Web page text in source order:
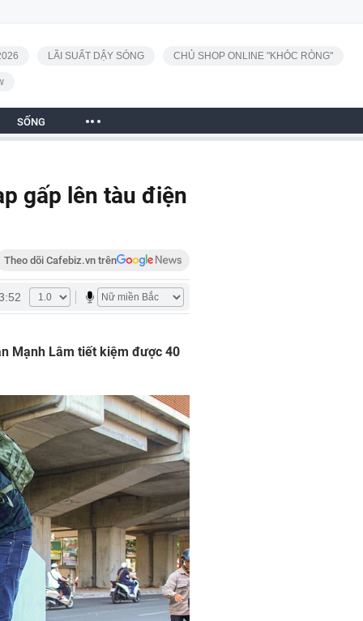
LÃI SUẤT DẬY SÓNG CHỦ SHOP ONLINE "KHÓC RÒNG"
SỐNG
gấp lên tàu điện
Theo dõi Cafebiz.vn trên
Mạnh Lâm tiết kiệm được 40